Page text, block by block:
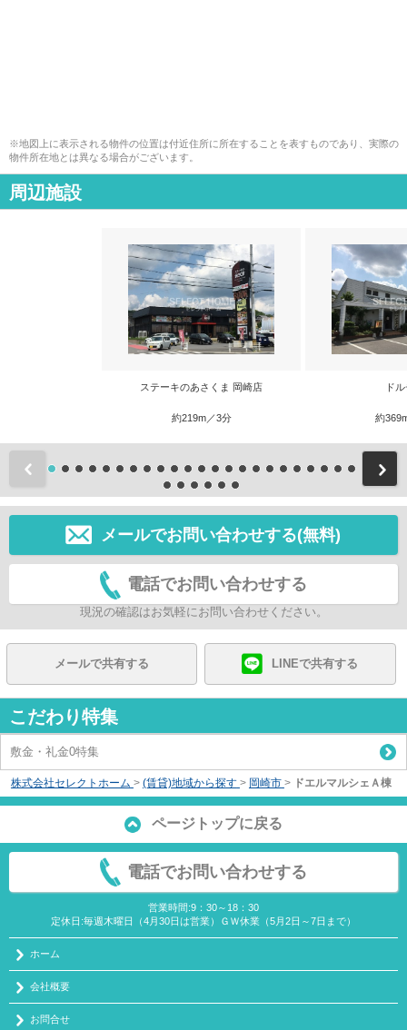
※地図上に表示される物件の位置は付近住所に所在することを表すものであり、実際の
物件所在地とは異なる場合がございます。
周辺施設
ステーキのあさくま 岡崎店
約219m／3分
ド
約
前
メールでお問い合わせする(無料)
電話でお問い合わせする
現況の確認はお気軽にお問い合わせください。
メールで共有する LINEで共有する
こだわり特集
敷金・礼金0特集
株式会社セレクトホーム > (賃貸)地域から探す > 岡崎市 > ドエルマルシェＡ棟
ページトップに戻る
電話でお問い合わせする
営業時間:9：30～18：30
定休日:毎週木曜日（4月30日は営業）ＧＷ休業（5月2日～7日まで）
ホーム
会社概要
お問合せ